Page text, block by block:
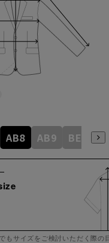
AB8 AB9 BE3
もサイズをご検討いただく際の